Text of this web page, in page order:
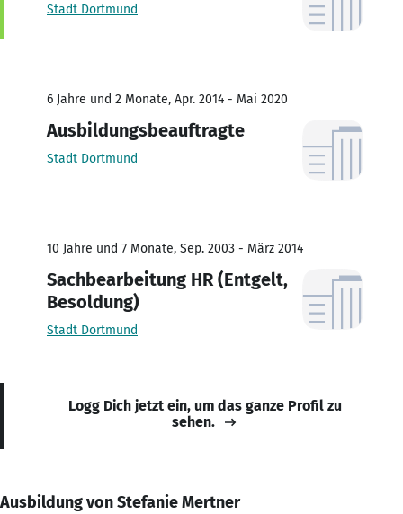
Stadt Dortmund
6 Jahre und 2 Monate, Apr. 2014 - Mai 2020
Ausbildungsbeauftragte
Stadt Dortmund
10 Jahre und 7 Monate, Sep. 2003 - März 2014
Sachbearbeitung HR (Entgelt,
Besoldung)
Stadt Dortmund
Logg Dich jetzt ein, um das ganze Profil zu
sehen.
Ausbildung von Stefanie Mertner